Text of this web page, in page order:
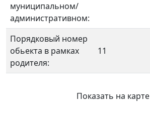
муниципальном/
административном:
Порядковый номер
обьекта в рамках
родителя:
11
Показать на карте